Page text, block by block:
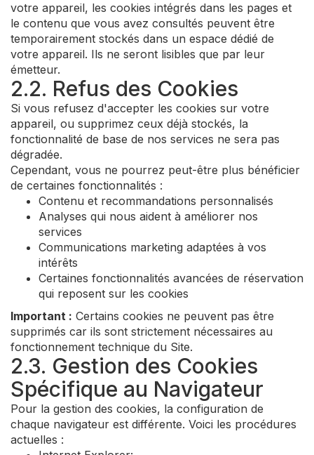
votre appareil, les cookies intégrés dans les pages et
le contenu que vous avez consultés peuvent être
temporairement stockés dans un espace dédié de
votre appareil. Ils ne seront lisibles que par leur
émetteur.
2.2. Refus des Cookies
Si vous refusez d'accepter les cookies sur votre
appareil, ou supprimez ceux déjà stockés, la
fonctionnalité de base de nos services ne sera pas
dégradée.
Cependant, vous ne pourrez peut-être plus bénéficier
de certaines fonctionnalités :
Contenu et recommandations personnalisés
Analyses qui nous aident à améliorer nos
services
Communications marketing adaptées à vos
intérêts
Certaines fonctionnalités avancées de réservation
qui reposent sur les cookies
Important : Certains cookies ne peuvent pas être
supprimés car ils sont strictement nécessaires au
fonctionnement technique du Site.
2.3. Gestion des Cookies
Spécifique au Navigateur
Pour la gestion des cookies, la configuration de
chaque navigateur est différente. Voici les procédures
actuelles :